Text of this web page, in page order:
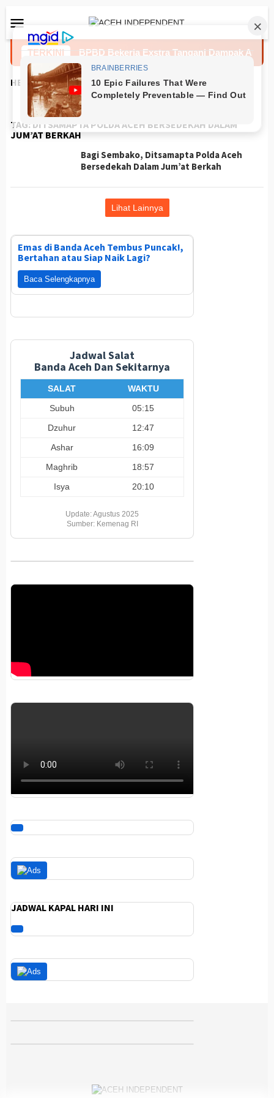
ke
kontenMobile
TERKINI
Day BPBD Bekerja Exstra Tangani Dampak Angin
HEADLINES
TAG: DITSAMAPTA POLDA ACEH BERSEDEKAH DALAM
JUM’AT BERKAH
Bagi Sembako, Ditsamapta Polda Aceh
Bersedekah Dalam Jum’at Berkah
Lihat Lainnya
Emas di Banda Aceh Tembus Puncak!,
Bertahan atau Siap Naik Lagi?
Baca Selengkapnya
Jadwal Salat
Banda Aceh Dan Sekitarnya
SALAT
WAKTU
Subuh
05:15
Dzuhur
12:47
Ashar
16:09
Maghrib
18:57
Isya
20:10
Update: Agustus 2025
Sumber: Kemenag RI
JADWAL KAPAL HARI INI